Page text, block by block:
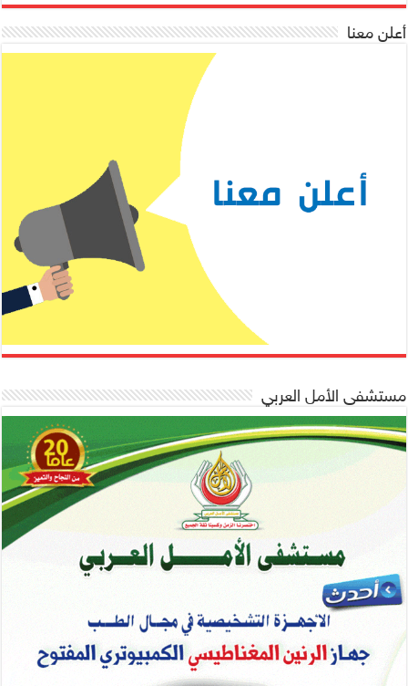
أعلن معنا
مستشفى الأمل العربي